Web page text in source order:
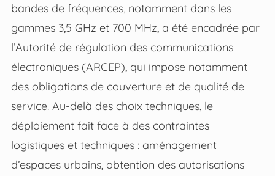
bandes de fréquences, notamment dans les
gammes 3,5 GHz et 700 MHz, a été encadrée par
l’Autorité de régulation des communications
électroniques (ARCEP), qui impose notamment
des obligations de couverture et de qualité de
service. Au-delà des choix techniques, le
déploiement fait face à des contraintes
logistiques et techniques : aménagement
d’espaces urbains, obtention des autorisations